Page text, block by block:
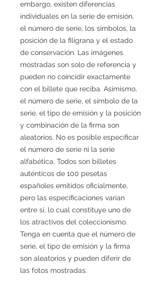
embargo, existen diferencias
individuales en la serie de emisión,
el número de serie, los símbolos, la
posición de la filigrana y el estado
de conservación. Las imágenes
mostradas son solo de referencia y
pueden no coincidir exactamente
con el billete que reciba. Asimismo,
el número de serie, el símbolo de la
serie, el tipo de emisión y la posición
y combinación de la firma son
aleatorios. No es posible especificar
el número de serie ni la serie
alfabética. Todos son billetes
auténticos de 100 pesetas
españoles emitidos oficialmente,
pero las especificaciones varían
entre sí, lo cual constituye uno de
los atractivos del coleccionismo.
Tenga en cuenta que el número de
serie, el tipo de emisión y la firma
son aleatorios y pueden diferir de
las fotos mostradas.